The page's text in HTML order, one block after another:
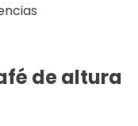
de altura